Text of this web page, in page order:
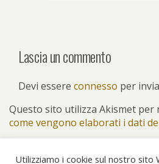
Lascia un commento
Devi essere connesso per
Questo sito utilizza Akismet per
come vengono elaborati i dati
Utilizziamo i cookie sul nostro sito